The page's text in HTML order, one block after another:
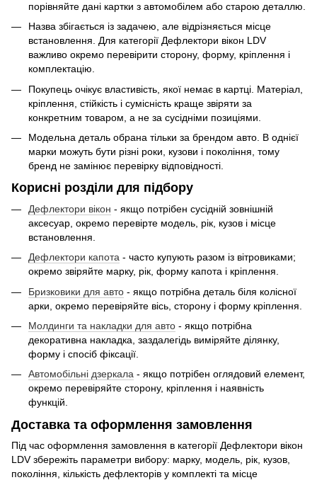
порівняйте дані картки з автомобілем або старою деталлю.
Назва збігається із задачею, але відрізняється місце
встановлення. Для категорії Дефлектори вікон LDV
важливо окремо перевірити сторону, форму, кріплення і
комплектацію.
Покупець очікує властивість, якої немає в картці. Матеріал,
кріплення, стійкість і сумісність краще звіряти за
конкретним товаром, а не за сусідніми позиціями.
Модельна деталь обрана тільки за брендом авто. В однієї
марки можуть бути різні роки, кузови і покоління, тому
бренд не замінює перевірку відповідності.
Корисні розділи для підбору
Дефлектори вікон - якщо потрібен сусідній зовнішній
аксесуар, окремо перевірте модель, рік, кузов і місце
встановлення.
Дефлектори капота - часто купують разом із вітровиками;
окремо звіряйте марку, рік, форму капота і кріплення.
Бризковики для авто - якщо потрібна деталь біля колісної
арки, окремо перевіряйте вісь, сторону і форму кріплення.
Молдинги та накладки для авто - якщо потрібна
декоративна накладка, заздалегідь виміряйте ділянку,
форму і спосіб фіксації.
Автомобільні дзеркала - якщо потрібен оглядовий елемент,
окремо перевіряйте сторону, кріплення і наявність
функцій.
Доставка та оформлення замовлення
Під час оформлення замовлення в категорії Дефлектори вікон
LDV збережіть параметри вибору: марку, модель, рік, кузов,
покоління, кількість дефлекторів у комплекті та місце